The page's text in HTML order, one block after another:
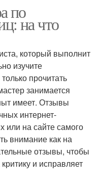
по
на что
который выполнит
изучите
прочитать
занимается
имеет. Отзывы
интернет-
или на сайте самого
внимание как на
отзывы, чтобы
и исправляет